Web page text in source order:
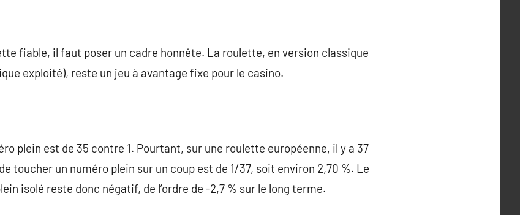
fiable, il faut poser un cadre honnête. La roulette, en version classique
exploité), reste un jeu à avantage fixe pour le casino.
plein est de 35 contre 1. Pourtant, sur une roulette européenne, il y a 37
toucher un numéro plein sur un coup est de 1/37, soit environ 2,70 %. Le
isolé reste donc négatif, de l’ordre de -2,7 % sur le long terme.